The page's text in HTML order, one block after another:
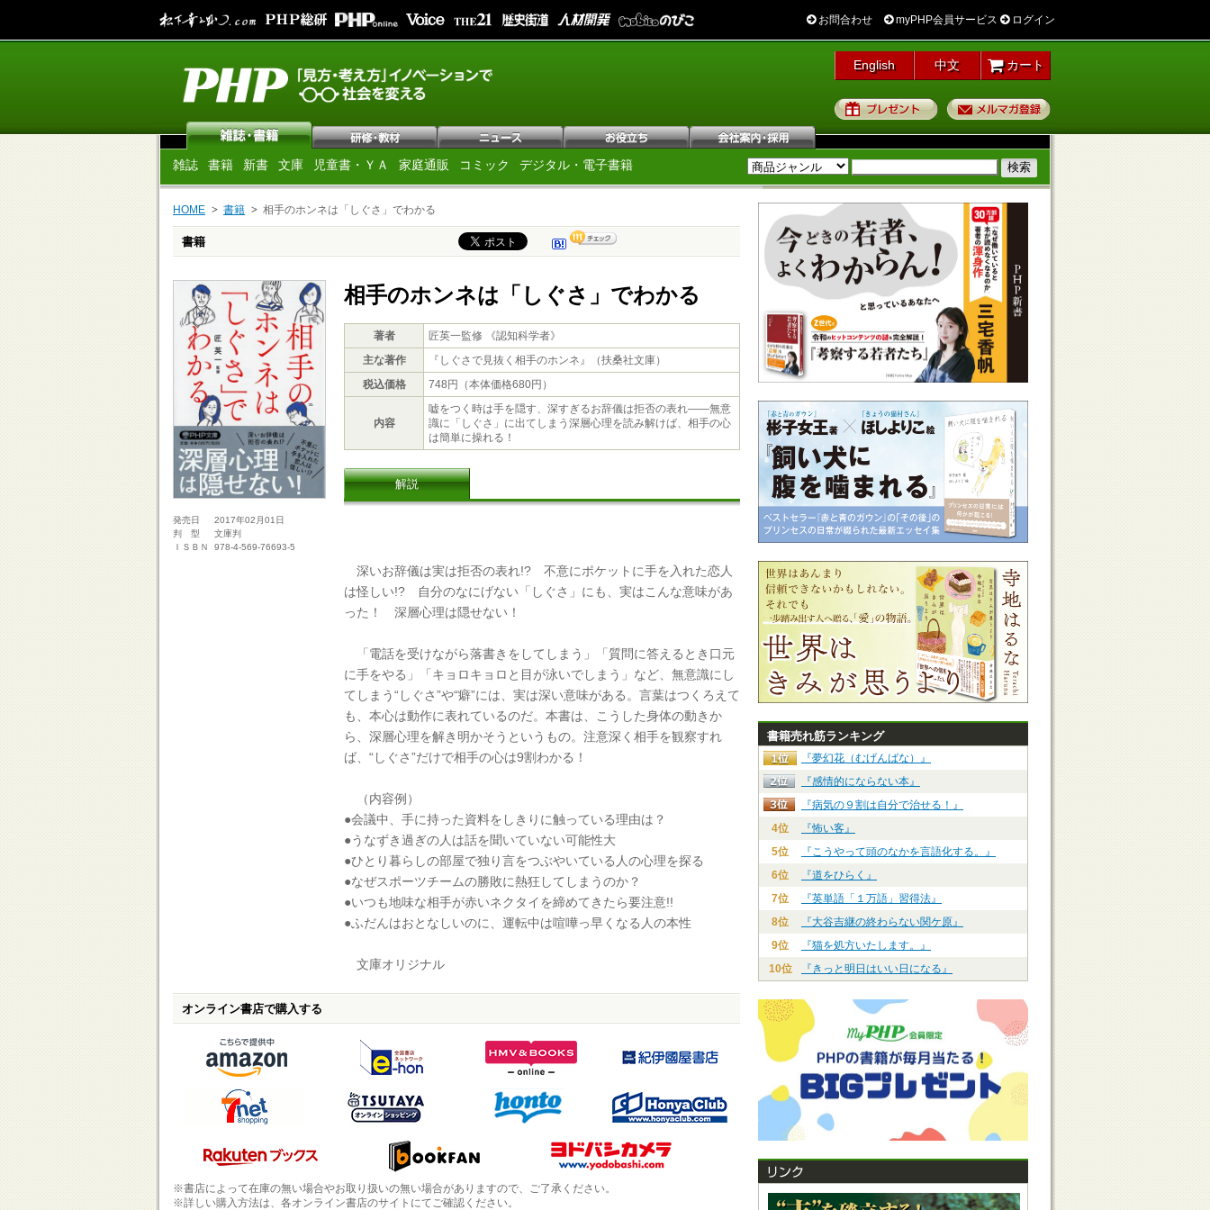
お問合わせ myPHP会員サービス ログイン
English 中文 カート
プレゼント
雑誌 書籍 新書 文庫 児童書・ＹＡ 家庭通販 コミック デジタル・電子書籍
HOME 書籍 相手のホンネは「しぐさ」でわかる
書籍
発売日
2017年02月01日
判 型
文庫判
ＩＳＢＮ
978-4-569-76693-5
相手のホンネは「しぐさ」でわかる
著者
匠英一監修 《認知科学者》
主な著作
『しぐさで見抜く相手のホンネ』（扶桑社文庫）
税込価格
748円（本体価格680円）
内容
嘘をつく時は手を隠す、深すぎるお辞儀は拒否の表れ――無意
識に「しぐさ」に出てしまう深層心理を読み解けば、相手の心
は簡単に操れる！
解説
深いお辞儀は実は拒否の表れ!? 不意にポケットに手を入れた恋人
は怪しい!? 自分のなにげない「しぐさ」にも、実はこんな意味があ
った！ 深層心理は隠せない！
「電話を受けながら落書きをしてしまう」「質問に答えるとき口元
に手をやる」「キョロキョロと目が泳いでしまう」など、無意識にし
てしまう“しぐさ”や“癖”には、実は深い意味がある。言葉はつくろえて
も、本心は動作に表れているのだ。本書は、こうした身体の動きか
ら、深層心理を解き明かそうというもの。注意深く相手を観察すれ
ば、“しぐさ”だけで相手の心は9割わかる！
（内容例）
●会議中、手に持った資料をしきりに触っている理由は？
●うなずき過ぎの人は話を聞いていない可能性大
●ひとり暮らしの部屋で独り言をつぶやいている人の心理を探る
●なぜスポーツチームの勝敗に熱狂してしまうのか？
●いつも地味な相手が赤いネクタイを締めてきたら要注意!!
●ふだんはおとなしいのに、運転中は喧嘩っ早くなる人の本性
文庫オリジナル
オンライン書店で購入する
※書店によって在庫の無い場合やお取り扱いの無い場合がありますので、ご了承ください。
※詳しい購入方法は、各オンライン書店のサイトにてご確認ください。
書籍売れ筋ランキング
『夢幻花（むげんばな）』
『感情的にならない本』
『病気の９割は自分で治せる！』
4位
『怖い客』
5位
『こうやって頭のなかを言語化する。』
6位
『道をひらく』
7位
『英単語「１万語」習得法』
8位
『大谷吉継の終わらない関ケ原』
9位
『猫を処方いたします。』
10位
『きっと明日はいい日になる』